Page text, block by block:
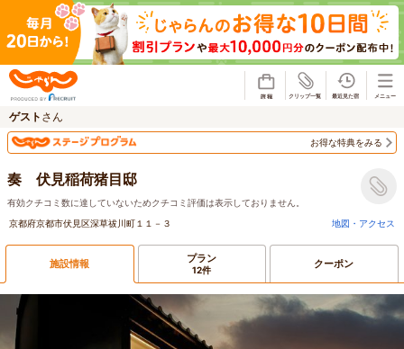
ゲスト さん
お得な特典をみる
奏 伏見稲荷猪目邸
有効クチコミ数に達していないためクチコミ評価は表示しておりません。
京都府京都市伏見区深草祓川町１１－３
地図・アクセス
施設情報 プラン
12件 クーポン